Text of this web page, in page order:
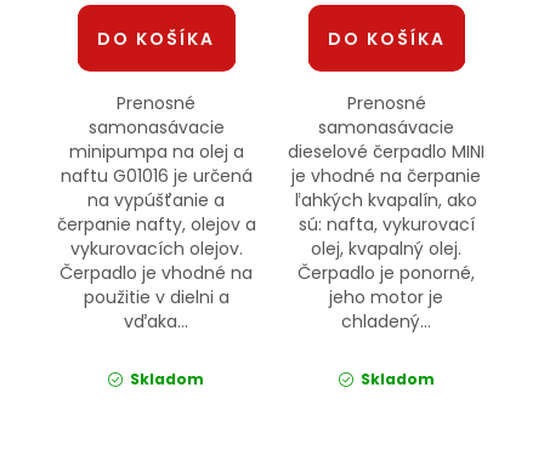
DO KOŠÍKA
Prenosné
samonasávacie
minipumpa na olej a
naftu G01016 je určená
na vypúšťanie a
čerpanie nafty, olejov a
vykurovacích olejov.
Čerpadlo je vhodné na
použitie v dielni a
vďaka...
Skladom
DO KOŠÍKA
Prenosné
samonasávacie
dieselové čerpadlo MINI
je vhodné na čerpanie
ľahkých kvapalín, ako
sú: nafta, vykurovací
olej, kvapalný olej.
Čerpadlo je ponorné,
jeho motor je
chladený...
Skladom